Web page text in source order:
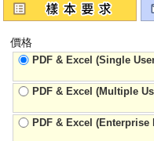
價格
PDF & Excel (Single
PDF & Excel (Multiple
PDF & Excel (Enterprise